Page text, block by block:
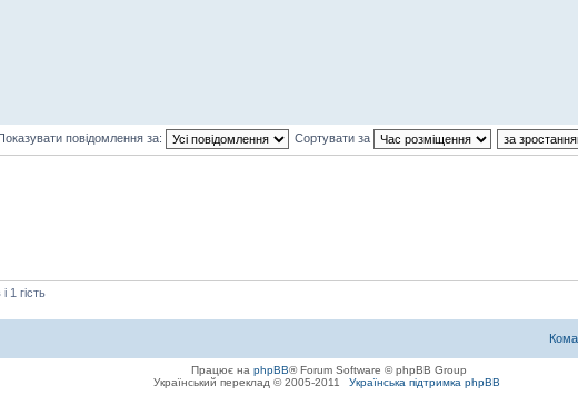
повідомлення за: Сортувати за
1 гість
Працює на phpBB® Forum Software © phpBB Group
Український переклад © 2005-2011
Українська підтримка phpBB